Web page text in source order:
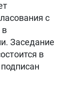
с
Заседание
в